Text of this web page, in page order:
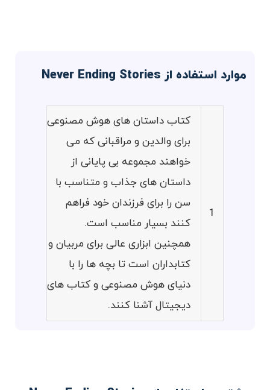
موارد استفاده از Never Ending Stories
1
کتاب داستان های هوش مصنوعی
برای والدین و مراقبانی که می
خواهند مجموعه بی پایانی از
داستان های جذاب و متناسب با
سن را برای فرزندان خود فراهم
کنند بسیار مناسب است.
همچنین ابزاری عالی برای مربیان و
کتابداران است تا بچه ها را با
دنیای هوش مصنوعی و کتاب های
دیجیتال آشنا کنند.